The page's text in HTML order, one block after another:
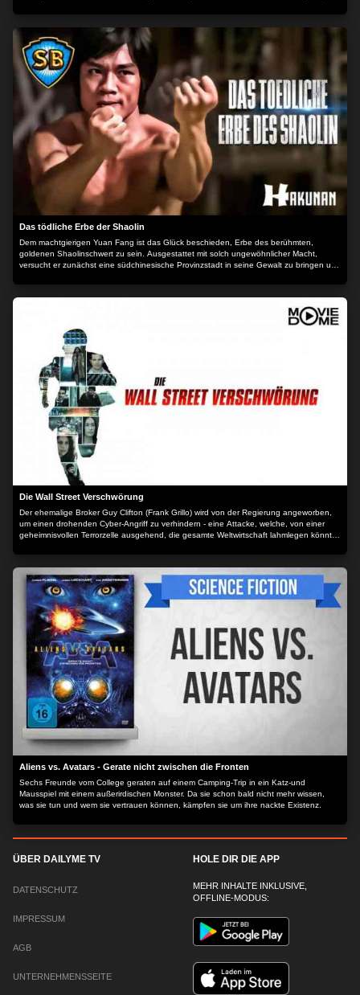
lebt Paul im Untergrund. 20 Jahre später hat Omar Paul ausfindig gemacht, entführt
dessen Tochter Beth (Gia Mantegna) und versucht dadurch Paul ans Tageslicht zu
locken. Der nimmt Kontakt zu seinem alten Kumpel Sam (John Cusack) auf und es
entbrennt eine tödliche Schlacht zwischen dem ehemaligen Killer und dem
gnadenlosen Gangsterboss. Der Inhalt wird bereitgestellt von: PLAION PICTURES
GmbH, Lochhamer Str. 9, 82152 Planegg/München
Das tödliche Erbe der Shaolin
Dem machtgierigen Yuan Fang ist das Glück beschieden, Erbe des berühmten,
goldenen Shaolinschwert zu sein. Ausgestattet mit solch ungewöhnlicher Macht,
versucht er zunächst eine südchinesische Provinzstadt in seine Gewalt zu bringen und
sein Ziel zu erreichen. Nur ein einzelner Mann trotzt seinem Terror, der tapfere Kuan.
Er schart einen mutigen und entschlossenen Trupp von Kämpfern um sich.
Gemeinsam gelingt es ihnen, das Joch der Unterdrückung abzuwerfen und die Ehre
der Shaolin wiederherzustellen Der Inhalt wird bereitgestellt von: PLAION PICTURES
GmbH, Lochhamer Str. 9, 82152 Planegg/München
Die Wall Street Verschwörung
Der ehemalige Broker Guy Clifton (Frank Grillo) wird von der Regierung angeworben,
um einen drohenden Cyber-Angriff zu verhindern - eine Attacke, welche, von einer
geheimnisvollen Terrorzelle ausgehend, die gesamte Weltwirtschaft lahmlegen könnte.
und sein Team versuchen, die einzelnen Puzzleteile zusammenzusetzen, wird ihnen
immer klarer, dass sie einer Verschwörung auf der Spur sind, deren Wurzeln bis in
allerhöchste Regierungskreise zu reichen scheinen. Der Inhalt wird bereitgestellt von:
PLAION PICTURES GmbH, Lochhamer Str. 9, 82152 Planegg/München
Aliens vs. Avatars - Gerate nicht zwischen die Fronten
Sechs Freunde vom College geraten auf einem Camping-Trip in ein Katz-und
Mausspiel mit einem außerirdischen Monster. Da sie schon bald nicht mehr wissen,
was sie tun und wem sie vertrauen können, kämpfen sie um ihre nackte Existenz.
ÜBER DAILYME TV
DATENSCHUTZ
IMPRESSUM
AGB
UNTERNEHMENSSEITE
HOLE DIR DIE APP
MEHR INHALTE INKLUSIVE,
OFFLINE-MODUS: